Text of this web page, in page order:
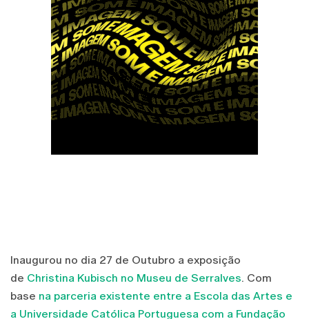
Inaugurou no dia 27 de Outubro a exposição
de Christina Kubisch no Museu de Serralves. Com
base na parceria existente entre a Escola das Artes e
a Universidade Católica Portuguesa com a Fundação